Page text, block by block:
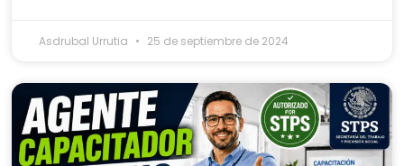
Asdrubal Urrutia 25 de septiembre de 2024